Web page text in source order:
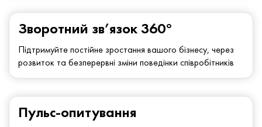
Зворотний зв’язок 360°
Підтримуйте постійне зростання вашого бізнесу, через
розвиток та безперервні зміни поведінки співробітників
Пульс-опитування